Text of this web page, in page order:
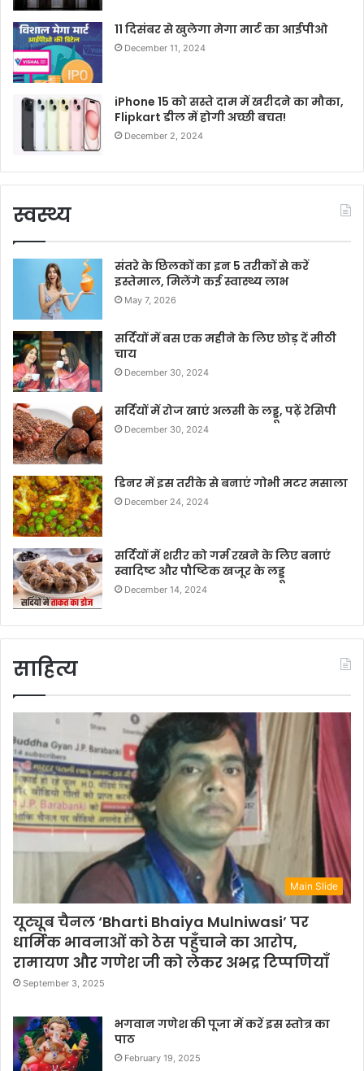
11 दिसंबर से खुलेगा मेगा मार्ट का आईपीओ
December 11, 2024
iPhone 15 को सस्ते दाम में खरीदने का मौका,
Flipkart डील में होगी अच्छी बचत!
December 2, 2024
स्वस्थ्य
संतरे के छिलकों का इन 5 तरीकों से करें
इस्तेमाल, मिलेंगे कई स्वास्थ्य लाभ
May 7, 2026
सर्दियों में बस एक महीने के लिए छोड़ दें मीठी
चाय
December 30, 2024
सर्दियों में रोज खाएं अलसी के लड्डू, पढ़ें रेसिपी
December 30, 2024
डिनर में इस तरीके से बनाएं गोभी मटर मसाला
December 24, 2024
सर्दियों में शरीर को गर्म रखने के लिए बनाएं
स्वादिष्ट और पौष्टिक खजूर के लड्डू
December 14, 2024
साहित्य
Main Slide
यूट्यूब चैनल ‘Bharti Bhaiya Mulniwasi’ पर
धार्मिक भावनाओं को ठेस पहुँचाने का आरोप,
रामायण और गणेश जी को लेकर अभद्र टिप्पणियाँ
September 3, 2025
भगवान गणेश की पूजा में करें इस स्तोत्र का
पाठ
February 19, 2025